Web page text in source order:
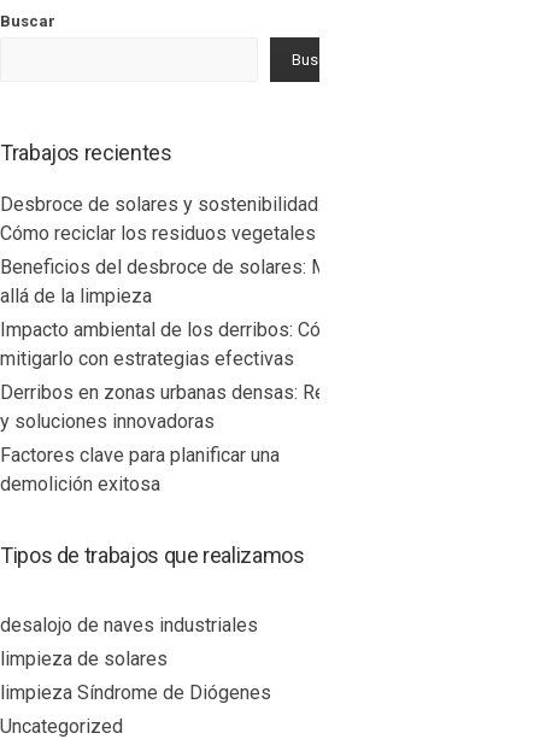
Buscar
Buscar
Trabajos recientes
Desbroce de solares y sostenibilidad:
Cómo reciclar los residuos vegetales
Beneficios del desbroce de solares: Más
allá de la limpieza
Impacto ambiental de los derribos: Cómo
mitigarlo con estrategias efectivas
Derribos en zonas urbanas densas: Retos
y soluciones innovadoras
Factores clave para planificar una
demolición exitosa
Tipos de trabajos que realizamos
desalojo de naves industriales
limpieza de solares
limpieza Síndrome de Diógenes
Uncategorized